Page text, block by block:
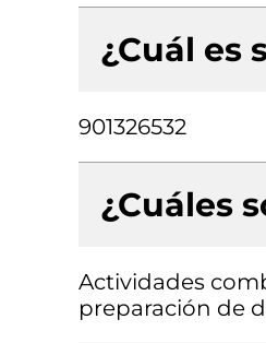
¿Cuál es
901326532
¿Cuáles
Actividades
preparación de